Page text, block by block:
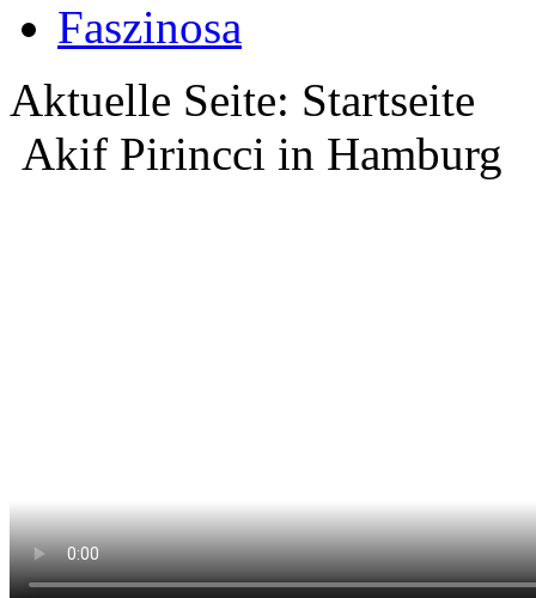
Faszinosa
Aktuelle Seite: Startseite
Akif Pirincci in Hamburg